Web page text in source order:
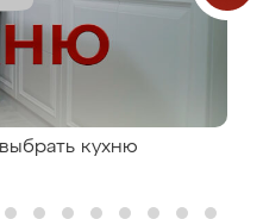
кухню